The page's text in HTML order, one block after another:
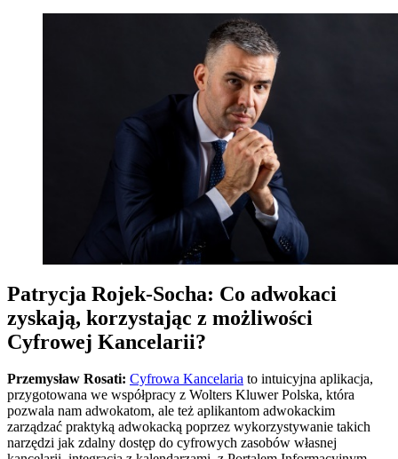
Patrycja Rojek-Socha: Co adwokaci
zyskają, korzystając z możliwości
Cyfrowej Kancelarii?
Przemysław Rosati: Cyfrowa Kancelaria to intuicyjna aplikacja,
przygotowana we współpracy z Wolters Kluwer Polska, która
pozwala nam adwokatom, ale też aplikantom adwokackim
zarządzać praktyką adwokacką poprzez wykorzystywanie takich
narzędzi jak zdalny dostęp do cyfrowych zasobów własnej